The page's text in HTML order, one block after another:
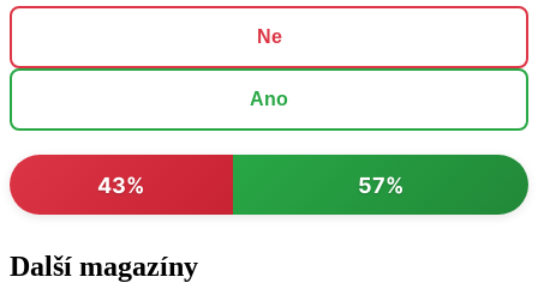
Ne
Ano
43% 57%
Další magazíny